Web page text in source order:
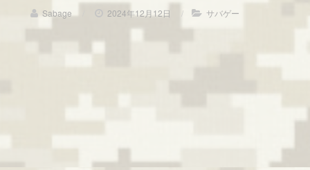
Sabage 2024年12月12日 / サバゲー